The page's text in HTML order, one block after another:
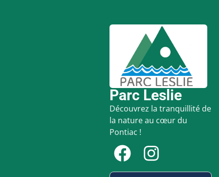
Parc Leslie
Découvrez la tranquillité de
la nature au cœur du
Pontiac !